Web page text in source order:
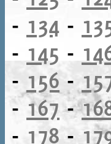
- 134 -
- 145 -
- 156 -
- 167-
- 178 -